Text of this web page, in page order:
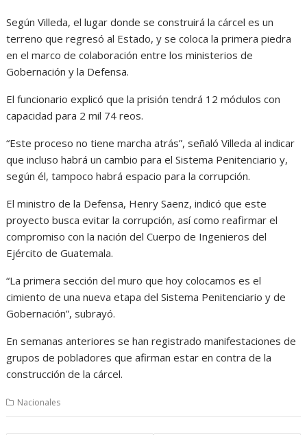
Según Villeda, el lugar donde se construirá la cárcel es un
terreno que regresó al Estado, y se coloca la primera piedra
en el marco de colaboración entre los ministerios de
Gobernación y la Defensa.
El funcionario explicó que la prisión tendrá 12 módulos con
capacidad para 2 mil 74 reos.
“Este proceso no tiene marcha atrás”, señaló Villeda al indicar
que incluso habrá un cambio para el Sistema Penitenciario y,
según él, tampoco habrá espacio para la corrupción.
El ministro de la Defensa, Henry Saenz, indicó que este
proyecto busca evitar la corrupción, así como reafirmar el
compromiso con la nación del Cuerpo de Ingenieros del
Ejército de Guatemala.
“La primera sección del muro que hoy colocamos es el
cimiento de una nueva etapa del Sistema Penitenciario y de
Gobernación”, subrayó.
En semanas anteriores se han registrado manifestaciones de
grupos de pobladores que afirman estar en contra de la
construcción de la cárcel.
Nacionales